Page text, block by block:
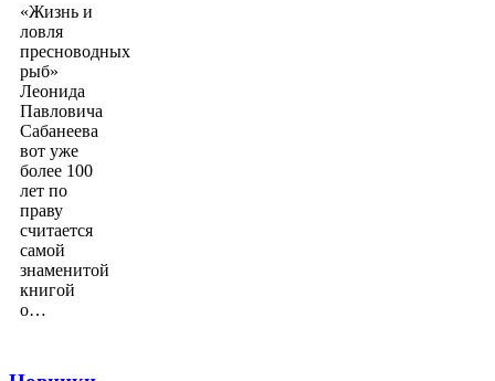
«Жизнь и
ловля
пресноводных
рыб»
Леонида
Павловича
Сабанеева
вот уже
более 100
лет по
праву
считается
самой
знаменитой
книгой
о…